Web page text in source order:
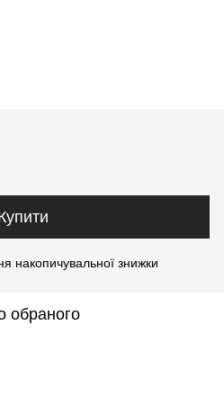
накопичувальної знижки
обраного